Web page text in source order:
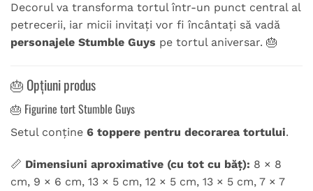
Decorul va transforma tortul într-un punct central al
petrecerii, iar micii invitați vor fi încântați să vadă
personajele Stumble Guys pe tortul aniversar. 🎂
🎂 Opțiuni produs
🎂 Figurine tort Stumble Guys
Setul conține 6 toppere pentru decorarea tortului.
📏 Dimensiuni aproximative (cu tot cu băț): 8 × 8
cm, 9 × 6 cm, 13 × 5 cm, 12 × 5 cm, 13 × 5 cm, 7 × 7